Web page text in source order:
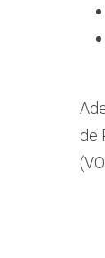
de